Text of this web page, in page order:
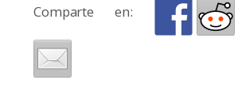
Comparte en: